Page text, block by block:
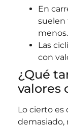
En
suelen
menos.
Las
con
¿Qué
valores
Lo cierto es
demasiado,